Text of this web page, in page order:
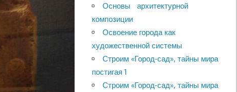
Основы архитектурной
композиции
Освоение города как
художественной системы
Строим «Город-сад», тайны мира
постигая 1
Строим «Город-сад», тайны мира